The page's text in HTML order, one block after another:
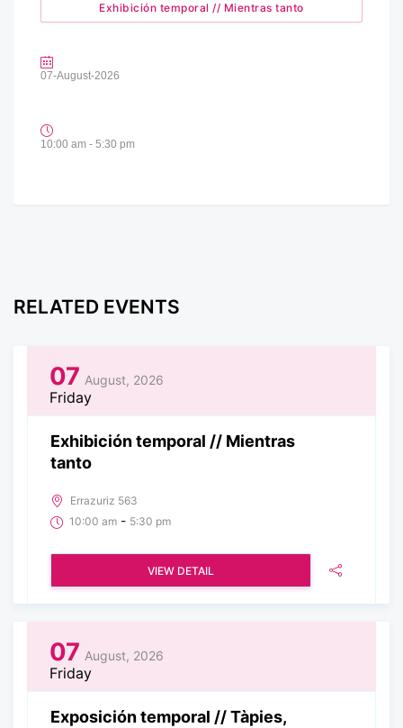
Exhibición temporal // Mientras tanto
07-August-2026
10:00 am - 5:30 pm
RELATED EVENTS
07 August, 2026
Friday
Exhibición temporal // Mientras
tanto
Errazuriz 563
10:00 am - 5:30 pm
VIEW DETAIL
07 August, 2026
Friday
Exposición temporal // Tàpies,